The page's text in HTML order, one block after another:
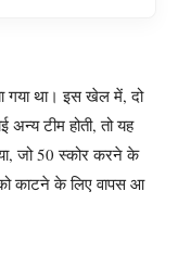
गया था। इस खेल में, दो
टीम होती, तो यह
जो 50 स्कोर करने के
काटने के लिए वापस आ